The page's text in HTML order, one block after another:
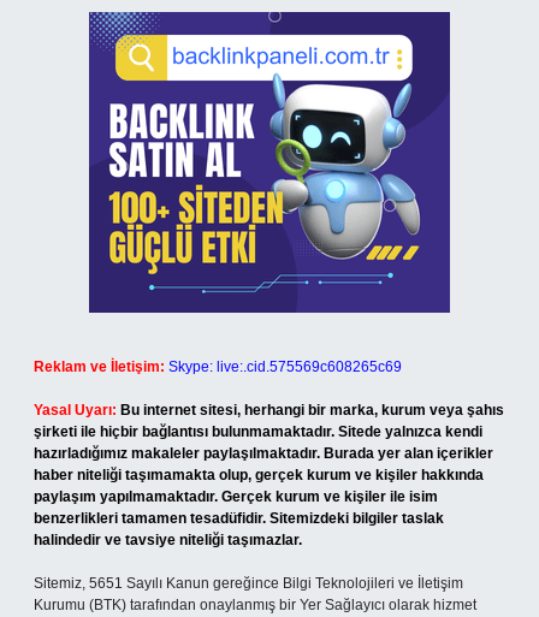
Reklam ve İletişim: Skype: live:.cid.575569c608265c69
Yasal Uyarı: Bu internet sitesi, herhangi bir marka, kurum veya şahıs
şirketi ile hiçbir bağlantısı bulunmamaktadır. Sitede yalnızca kendi
hazırladığımız makaleler paylaşılmaktadır. Burada yer alan içerikler
haber niteliği taşımamakta olup, gerçek kurum ve kişiler hakkında
paylaşım yapılmamaktadır. Gerçek kurum ve kişiler ile isim
benzerlikleri tamamen tesadüfidir. Sitemizdeki bilgiler taslak
halindedir ve tavsiye niteliği taşımazlar.
Sitemiz, 5651 Sayılı Kanun gereğince Bilgi Teknolojileri ve İletişim
Kurumu (BTK) tarafından onaylanmış bir Yer Sağlayıcı olarak hizmet